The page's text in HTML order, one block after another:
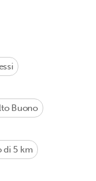
Buono
di 5 km